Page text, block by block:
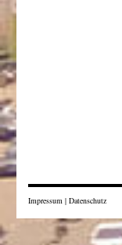
Impressum | Datenschutz